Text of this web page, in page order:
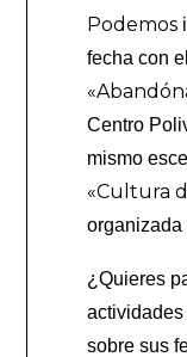
Podemos
fecha con
Centro
mismo
«Cultura
organizada
¿Quieres
sobre sus